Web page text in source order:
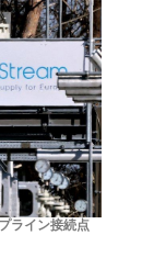
ライン接続点